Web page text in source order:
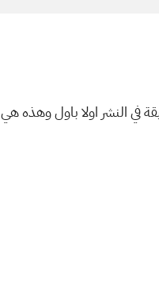
في النشر اولا باول وهذه هي